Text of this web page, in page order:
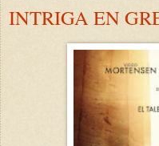
INTRIGA EN